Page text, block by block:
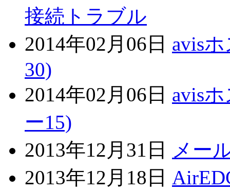
接続トラブル
2014年02月06日 avis
30)
2014年02月06日 avis
ー15)
2013年12月31日
メー
2013年12月18日